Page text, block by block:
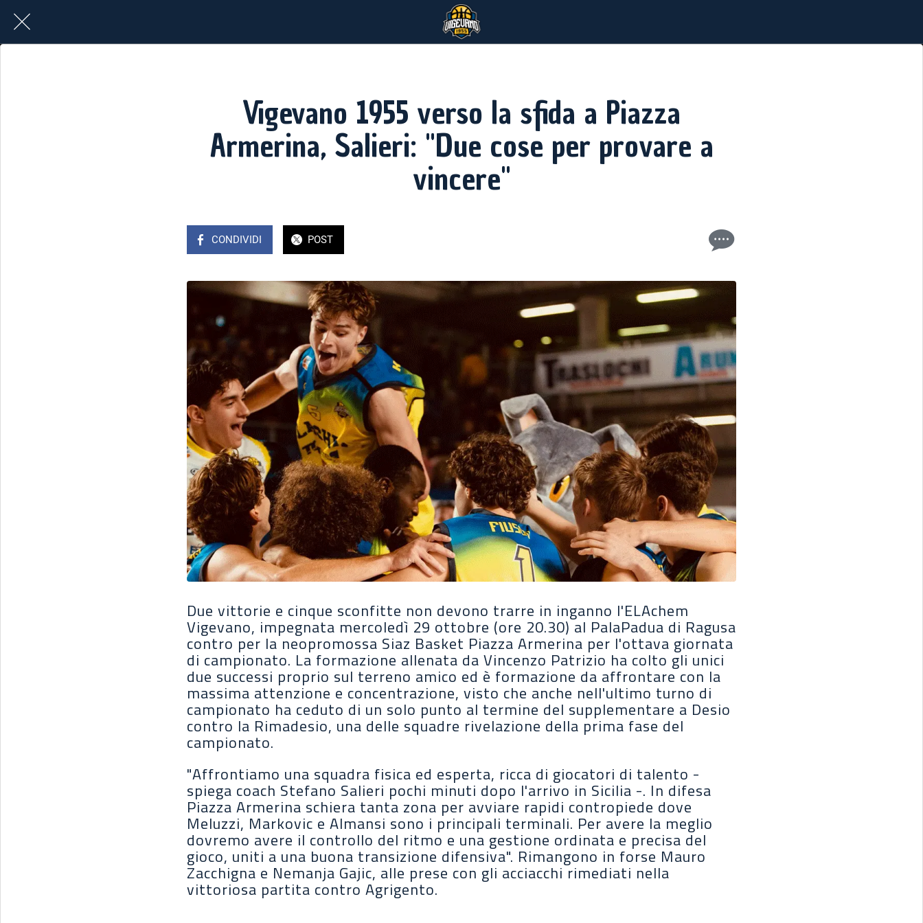
Vigevano 1955 verso la sfida a Piazza
Armerina, Salieri: "Due cose per provare a
vincere"
CONDIVIDI POST
Due vittorie e cinque sconfitte non devono trarre in inganno l'ELAchem
Vigevano, impegnata mercoledì 29 ottobre (ore 20.30) al PalaPadua di Ragusa
contro per la neopromossa Siaz Basket Piazza Armerina per l'ottava giornata
di campionato. La formazione allenata da Vincenzo Patrizio ha colto gli unici
due successi proprio sul terreno amico ed è formazione da affrontare con la
massima attenzione e concentrazione, visto che anche nell'ultimo turno di
campionato ha ceduto di un solo punto al termine del supplementare a Desio
contro la Rimadesio, una delle squadre rivelazione della prima fase del
campionato.
"Affrontiamo una squadra fisica ed esperta, ricca di giocatori di talento -
spiega coach Stefano Salieri pochi minuti dopo l'arrivo in Sicilia -. In difesa
Piazza Armerina schiera tanta zona per avviare rapidi contropiede dove
Meluzzi, Markovic e Almansi sono i principali terminali. Per avere la meglio
dovremo avere il controllo del ritmo e una gestione ordinata e precisa del
gioco, uniti a una buona transizione difensiva". Rimangono in forse Mauro
Zacchigna e Nemanja Gajic, alle prese con gli acciacchi rimediati nella
vittoriosa partita contro Agrigento.